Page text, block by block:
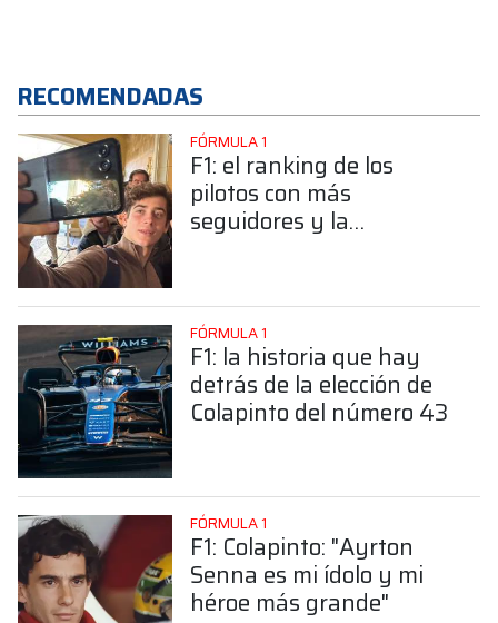
RECOMENDADAS
FÓRMULA 1
F1: el ranking de los
pilotos con más
seguidores y la
FÓRMULA 1
F1: la historia que hay
detrás de la elección de
Colapinto del número 43
FÓRMULA 1
F1: Colapinto: "Ayrton
Senna es mi ídolo y mi
héroe más grande"